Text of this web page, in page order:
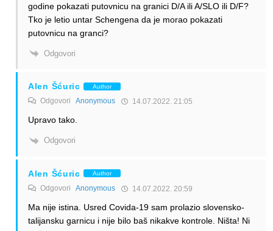
godine pokazati putovnicu na granici D/A ili A/SLO ili D/F?
Tko je letio untar Schengena da je morao pokazati
putovnicu na granci?
Odgovori
Alen Šćuric Author
Odgovori Anonymous 14.07.2022. 21:05
Upravo tako.
Odgovori
Alen Šćuric Author
Odgovori Anonymous 14.07.2022. 20:59
Ma nije istina. Usred Covida-19 sam prolazio slovensko-
talijansku garnicu i nije bilo baš nikakve kontrole. Ništa! Ni